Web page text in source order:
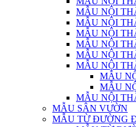
MẪU NỘI
MẪU NỘI
MẪU NỘI
MẪU NỘI
MẪU NỘI
MẪU NỘI
MẪU
MẪU
MẪU NỘI
MẪU SÂN VƯỜN
MẪU TỪ ĐƯỜNG